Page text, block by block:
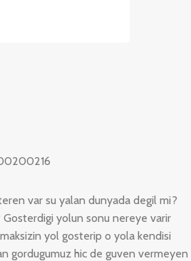
var su yalan dunyada degil mi?
Gosterdigi yolun sonu nereye varir
yol gosterip o yola kendisi
gordugumuz hic de guven vermeyen